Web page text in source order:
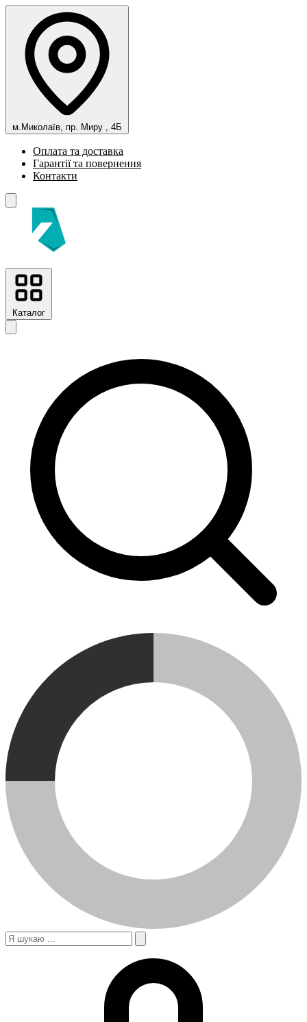
м.Миколаїв, пр. Миру , 4Б
Оплата та доставка
Гарантії та повернення
Контакти
Каталог